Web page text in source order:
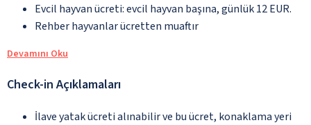
Evcil hayvan ücreti: evcil hayvan başına, günlük 12 EUR.
Rehber hayvanlar ücretten muaftır
Devamını Oku
Check-in Açıklamaları
İlave yatak ücreti alınabilir ve bu ücret, konaklama yeri